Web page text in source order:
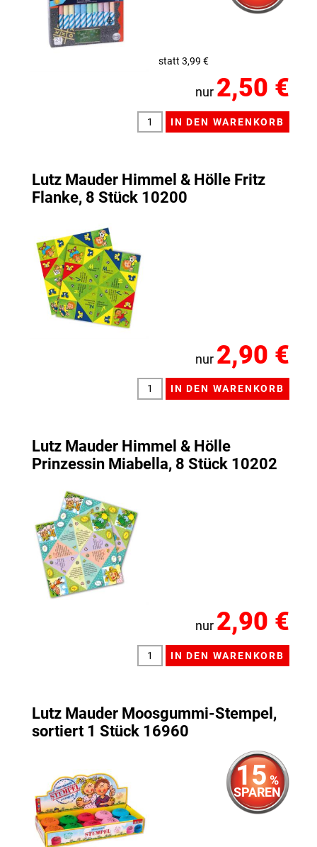
statt 3,99 €
nur 2,50 €
Lutz Mauder Himmel & Hölle Fritz
Flanke, 8 Stück 10200
nur 2,90 €
Lutz Mauder Himmel & Hölle
Prinzessin Miabella, 8 Stück 10202
nur 2,90 €
Lutz Mauder Moosgummi-Stempel,
sortiert 1 Stück 16960
15 %
SPAREN